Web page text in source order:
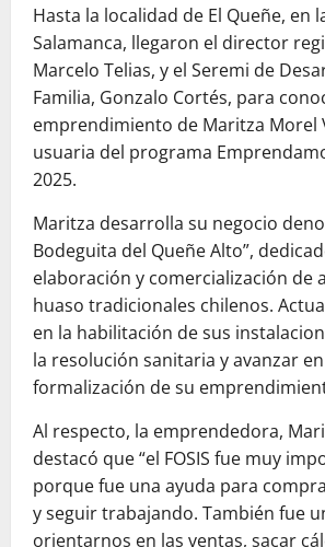
Hasta la localidad de El Queñe, en
Salamanca, llegaron el director
Marcelo Telias, y el Seremi de
Familia, Gonzalo Cortés, para
emprendimiento de Maritza Morel
usuaria del programa
2025.
Maritza desarrolla su negocio
Bodeguita del Queñe Alto”,
elaboración y comercialización de
huaso tradicionales chilenos.
en la habilitación de sus
la resolución sanitaria y avanzar
formalización de su
Al respecto, la emprendedora,
destacó que “el FOSIS fue muy
porque fue una ayuda para
y seguir trabajando. También fue
orientarnos en las ventas, sacar